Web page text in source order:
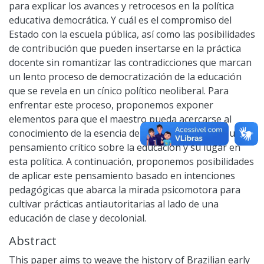
para explicar los avances y retrocesos en la política
educativa democrática. Y cuál es el compromiso del
Estado con la escuela pública, así como las posibilidades
de contribución que pueden insertarse en la práctica
docente sin romantizar las contradicciones que marcan
un lento proceso de democratización de la educación
que se revela en un cínico político neoliberal. Para
enfrentar este proceso, proponemos exponer
elementos para que el maestro pueda acercarse al
conocimiento de la esencia del trabajo y construir un
pensamiento crítico sobre la educación y su lugar en
esta política. A continuación, proponemos posibilidades
de aplicar este pensamiento basado en intenciones
pedagógicas que abarca la mirada psicomotora para
cultivar prácticas antiautoritarias al lado de una
educación de clase y decolonial.
Abstract
This paper aims to weave the history of Brazilian early